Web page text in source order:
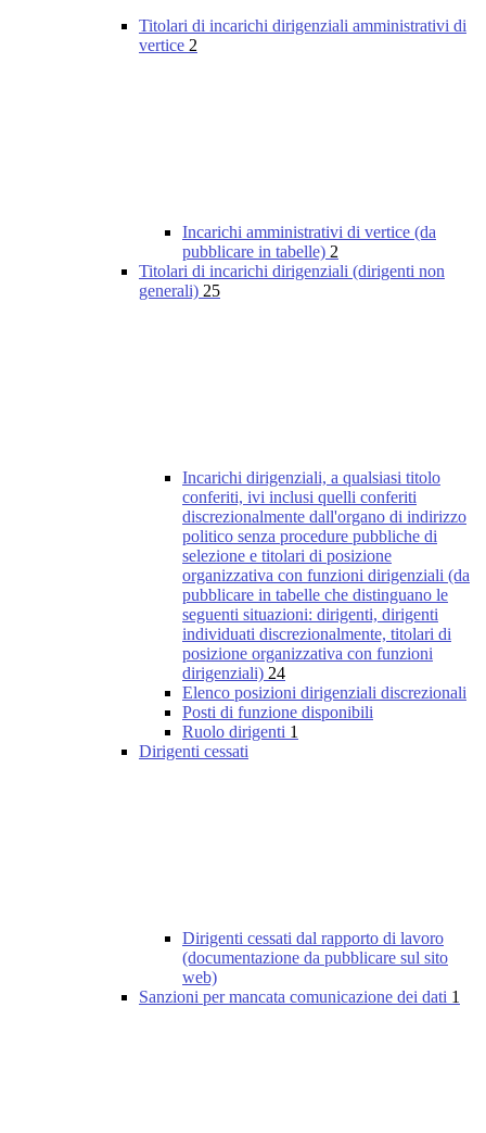
Titolari di incarichi dirigenziali amministrativi di
vertice 2
Incarichi amministrativi di vertice (da
pubblicare in tabelle) 2
Titolari di incarichi dirigenziali (dirigenti non
generali) 25
Incarichi dirigenziali, a qualsiasi titolo
conferiti, ivi inclusi quelli conferiti
discrezionalmente dall'organo di indirizzo
politico senza procedure pubbliche di
selezione e titolari di posizione
organizzativa con funzioni dirigenziali (da
pubblicare in tabelle che distinguano le
seguenti situazioni: dirigenti, dirigenti
individuati discrezionalmente, titolari di
posizione organizzativa con funzioni
dirigenziali) 24
Elenco posizioni dirigenziali discrezionali
Posti di funzione disponibili
Ruolo dirigenti 1
Dirigenti cessati
Dirigenti cessati dal rapporto di lavoro
(documentazione da pubblicare sul sito
web)
Sanzioni per mancata comunicazione dei dati 1